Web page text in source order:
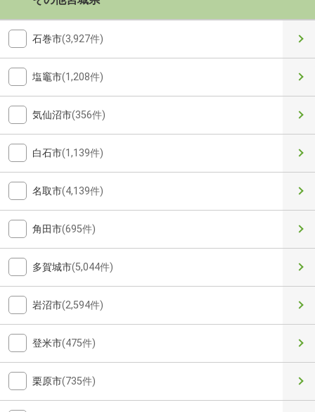
石巻市(3,927件)
塩竈市(1,208件)
気仙沼市(356件)
白石市(1,139件)
名取市(4,139件)
角田市(695件)
多賀城市(5,044件)
岩沼市(2,594件)
登米市(475件)
栗原市(735件)